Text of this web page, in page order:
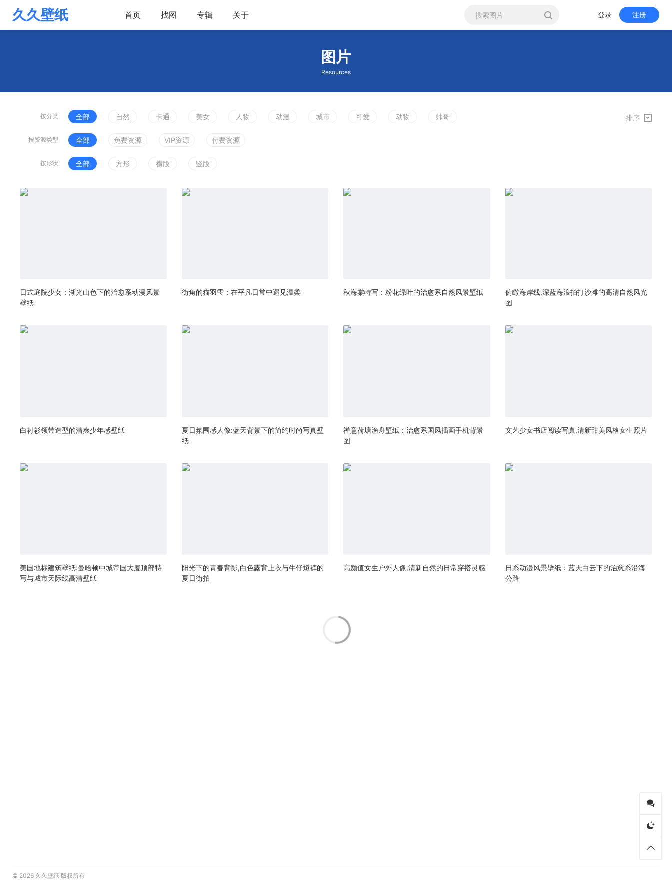
久久壁纸 首页 找图 专辑 关于 登录 注册
图片
Resources
按分类 全部 自然 卡通 美女 人物 动漫 城市 可爱 动物 帅哥
按资源类型 全部 免费资源 VIP资源 付费资源
按形状 全部 方形 横版 竖版
排序
日式庭院少女：湖光山色下的治愈系动漫风景
壁纸
街角的猫羽雫：在平凡日常中遇见温柔 秋海棠特写：粉花绿叶的治愈系自然风景壁纸
俯瞰海岸线,深蓝海浪拍打沙滩的高清自然风光
图
白衬衫领带造型的清爽少年感壁纸
夏日氛围感人像:蓝天背景下的简约时尚写真壁
纸
禅意荷塘渔舟壁纸：治愈系国风插画手机背景
图
文艺少女书店阅读写真,清新甜美风格女生照片
美国地标建筑壁纸:曼哈顿中城帝国大厦顶部特
写与城市天际线高清壁纸
阳光下的青春背影,白色露背上衣与牛仔短裤的
夏日街拍
高颜值女生户外人像,清新自然的日常穿搭灵感
日系动漫风景壁纸：蓝天白云下的治愈系沿海
公路
© 2026 久久壁纸 版权所有